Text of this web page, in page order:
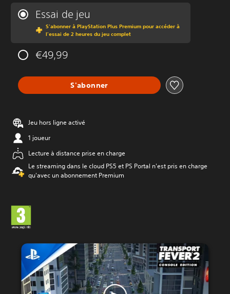
Essai de jeu
S'abonner à PlayStation Plus Premium pour accéder à
l'essai de 2 heures du jeu complet
€49,99
S'abonner
Jeu hors ligne activé
1 joueur
Lecture à distance prise en charge
Le streaming dans le cloud PS5 et PS Portal n'est pris en charge
qu'avec un abonnement Premium